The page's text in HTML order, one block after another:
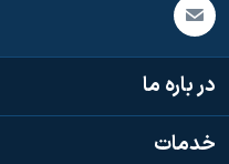
در باره ما
خدمات